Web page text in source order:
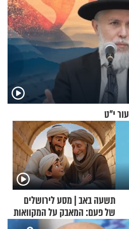
י"ט
תשעה באב | מסע לירושלים
של פעם: המאבק על המקוואות